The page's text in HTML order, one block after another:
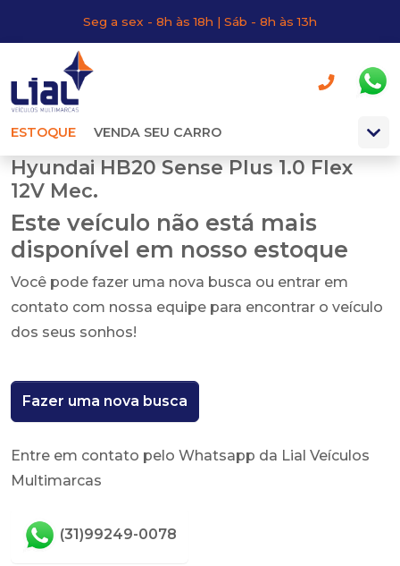
Seg a sex - 8h às 18h | Sáb - 8h às 13h
ESTOQUE VENDA SEU CARRO
Hyundai HB20 Sense Plus 1.0 Flex
12V Mec.
Este veículo não está mais
disponível em nosso estoque
Você pode fazer uma nova busca ou entrar em
contato com nossa equipe para encontrar o veículo
dos seus sonhos!
Fazer uma nova busca
Entre em contato pelo Whatsapp da Lial Veículos
Multimarcas
(31)99249-0078